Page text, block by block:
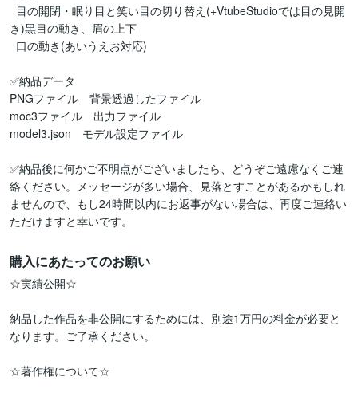
き)黒目の動き、眉の上下
✅納品データ
PNGファイル　背景透過したファイル
moc3ファイル　出力ファイル
model3.json　モデル設定ファイル
✅納品後に何かご不明点がございましたら、どうぞご遠慮なくご連
絡ください。メッセージが多い場合、見落とすことがあるかもしれ
ませんので、もし24時間以内にお返事がない場合は、再度ご連絡い
ただけますと幸いです。
購入にあたってのお願い
☆実績公開☆
納品した作品を非公開にするためには、別途1万円の料金が必要と
なります。ご了承ください。
☆著作権について☆